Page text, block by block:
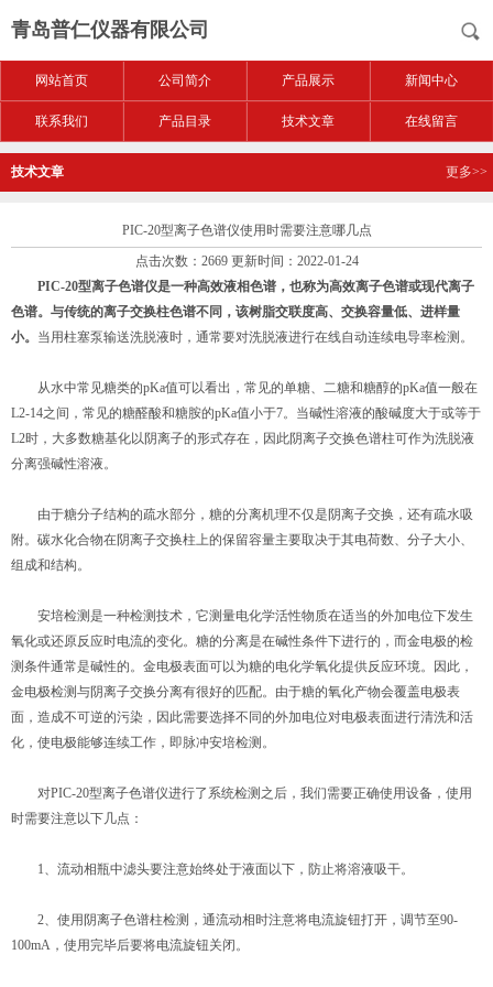
青岛普仁仪器有限公司
网站首页 公司简介 产品展示 新闻中心
联系我们 产品目录 技术文章 在线留言
技术文章 更多>>
PIC-20型离子色谱仪使用时需要注意哪几点
点击次数：2669 更新时间：2022-01-24
PIC-20型离子色谱仪是一种高效液相色谱，也称为高效离子色谱或现代离子
色谱。与传统的离子交换柱色谱不同，该树脂交联度高、交换容量低、进样量
小。 当用柱塞泵输送洗脱液时，通常要对洗脱液进行在线自动连续电导率检测。
从水中常见糖类的pKa值可以看出，常见的单糖、二糖和糖醇的pKa值一般在
L2-14之间，常见的糖醛酸和糖胺的pKa值小于7。当碱性溶液的酸碱度大于或等于
L2时，大多数糖基化以阴离子的形式存在，因此阴离子交换色谱柱可作为洗脱液
分离强碱性溶液。
由于糖分子结构的疏水部分，糖的分离机理不仅是阴离子交换，还有疏水吸
附。碳水化合物在阴离子交换柱上的保留容量主要取决于其电荷数、分子大小、
组成和结构。
安培检测是一种检测技术，它测量电化学活性物质在适当的外加电位下发生
氧化或还原反应时电流的变化。糖的分离是在碱性条件下进行的，而金电极的检
测条件通常是碱性的。金电极表面可以为糖的电化学氧化提供反应环境。因此，
金电极检测与阴离子交换分离有很好的匹配。由于糖的氧化产物会覆盖电极表
面，造成不可逆的污染，因此需要选择不同的外加电位对电极表面进行清洗和活
化，使电极能够连续工作，即脉冲安培检测。
对PIC-20型离子色谱仪进行了系统检测之后，我们需要正确使用设备，使用
时需要注意以下几点：
1、流动相瓶中滤头要注意始终处于液面以下，防止将溶液吸干。
2、使用阴离子色谱柱检测，通流动相时注意将电流旋钮打开，调节至90-
100mA，使用完毕后要将电流旋钮关闭。